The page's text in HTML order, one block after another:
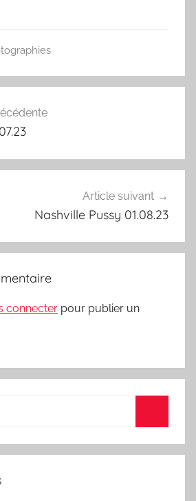
Article suivant
Nashville Pussy 01.08.23
connecter pour publier un